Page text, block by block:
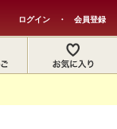
ログイン ・ 会員登録